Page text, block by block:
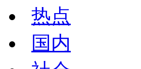
热点
国内